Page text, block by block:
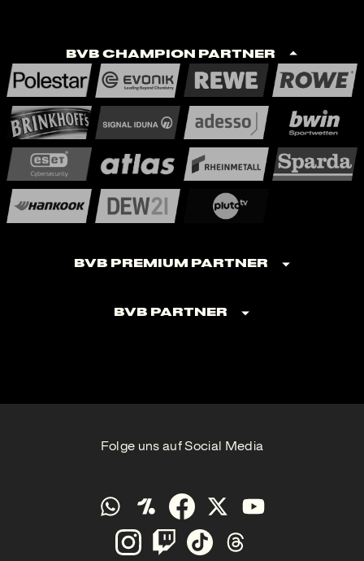
BVB Champion Partner
BVB Premium Partner
BVB Partner
Folge uns auf Social Media